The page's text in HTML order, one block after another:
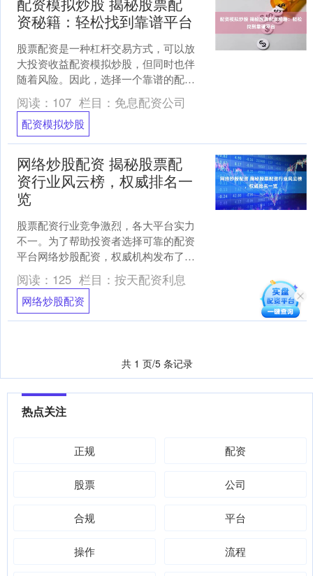
资秘籍：轻松找到靠谱平台
股票配资是一种杠杆交易方式，可以放
大投资收益配资模拟炒股，但同时也伴
随着风险。因此，选择一个靠谱的配资
平台至关重要。 在线配资炒股的优势在
于降低了投资门槛，使得....
阅读： 107 栏目： 免息配资公司
配资模拟炒股
网络炒股配资 揭秘股票配
资行业风云榜，权威排名一
览
股票配资行业竞争激烈，各大平台实力
不一。为了帮助投资者选择可靠的配资
平台网络炒股配资，权威机构发布了股
票配资行业风云榜，对平台综合实力进
行排名。 * 放大收益：....
阅读： 125 栏目： 按天配资利息
网络炒股配资
共 1 页/5 条记录
热点关注
正规 配资
股票 公司
合规 平台
操作 流程